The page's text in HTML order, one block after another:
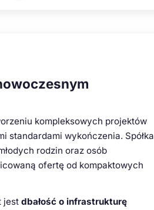
kompleksowych projektów
standardami wykończenia. Spółka
rodzin oraz osób
ofertę od kompaktowych
jest dbałość o infrastrukturę